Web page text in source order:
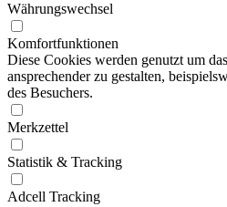
Währungswechsel
Komfortfunktionen
Diese Cookies werden genutzt um
ansprechender zu gestalten,
des Besuchers.
Merkzettel
Statistik & Tracking
Adcell Tracking